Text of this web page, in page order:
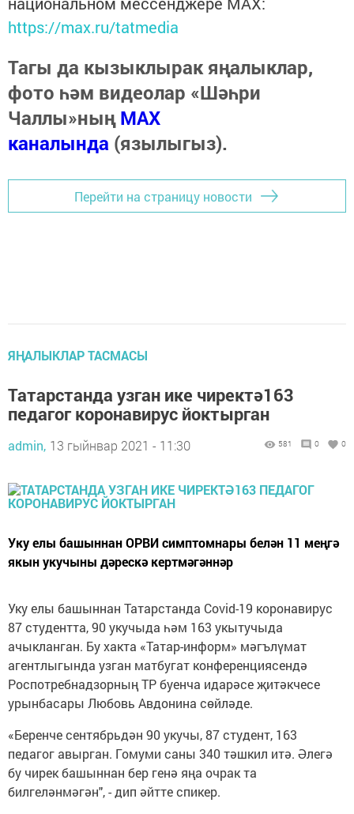
https://max.ru/tatmedia
Тагы да кызыклырак яңалыклар,
фото һәм видеолар «Шәһри
Чаллы»ныңMAX
каналында (язылыгыз).
Перейти на страницу новости
ЯҢАЛЫКЛАР ТАСМАСЫ
Татарстанда узган ике чиректә163
педагог коронавирус йоктырган
admin, 13 гыйнвар 2021 - 11:30 581 0 0
Уку елы башыннан ОРВИ симптомнары белән 11 меңгә
якын укучыны дәрескә кертмәгәннәр
Уку елы башыннан Татарстанда Covid-19 коронавирус
87 студентта, 90 укучыда һәм 163 укытучыда
ачыкланган. Бу хакта «Татар-информ» мәгълүмат
агентлыгында узган матбугат конференциясендә
Роспотребнадзорның ТР буенча идарәсе җитәкчесе
урынбасары Любовь Авдонина сөйләде.
«Беренче сентябрьдән 90 укучы, 87 студент, 163
педагог авырган. Гомуми саны 340 тәшкил итә. Әлегә
бу чирек башыннан бер генә яңа очрак та
билгеләнмәгән", - дип әйтте спикер.